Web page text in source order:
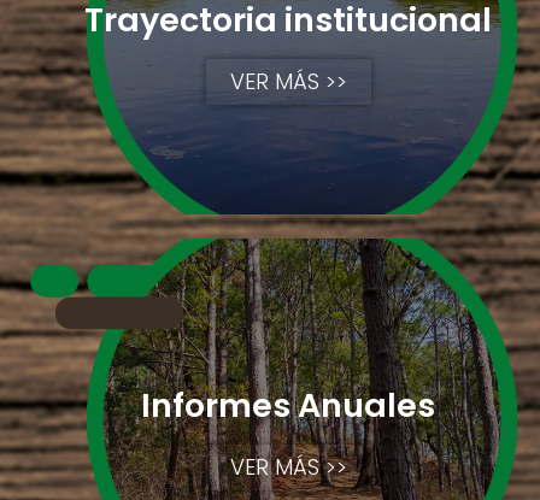
Trayectoria institucional
VER MÁS >>
Informes Anuales
VER MÁS >>